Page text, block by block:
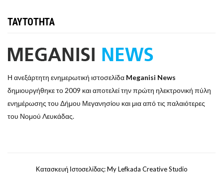
ΤΑΥΤΟΤΗΤΑ
Η ανεξάρτητη ενημερωτική ιστοσελίδα Meganisi News
δημιουργήθηκε το 2009 και αποτελεί την πρώτη ηλεκτρονική πύλη
ενημέρωσης του Δήμου Μεγανησίου και μια από τις παλαιότερες
του Νομού Λευκάδας.
Κατασκευή Ιστοσελίδας: My Lefkada Creative Studio